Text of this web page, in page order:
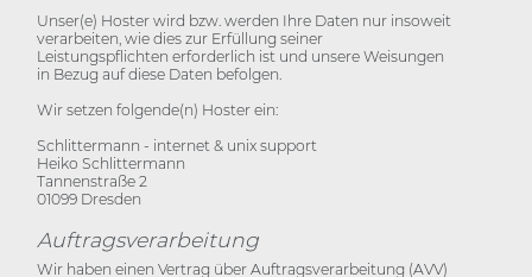
Unser(e) Hoster wird bzw. werden Ihre Daten nur insoweit
verarbeiten, wie dies zur Erfüllung seiner
Leistungspflichten erforderlich ist und unsere Weisungen
in Bezug auf diese Daten befolgen.
Wir setzen folgende(n) Hoster ein:
Schlittermann - internet & unix support
Heiko Schlittermann
Tannenstraße 2
01099 Dresden
Auftragsverarbeitung
Wir haben einen Vertrag über Auftragsverarbeitung (AVV)